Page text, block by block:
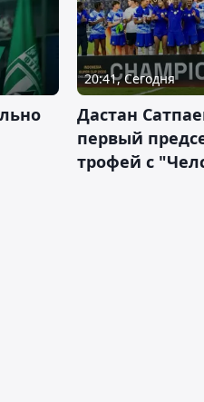
20:41, Сегодня
Дастан
первый
трофей с